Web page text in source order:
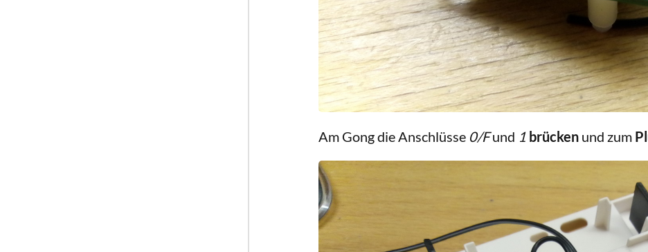
Am Gong die Anschlüsse 0/Fund 1 brücken und zum